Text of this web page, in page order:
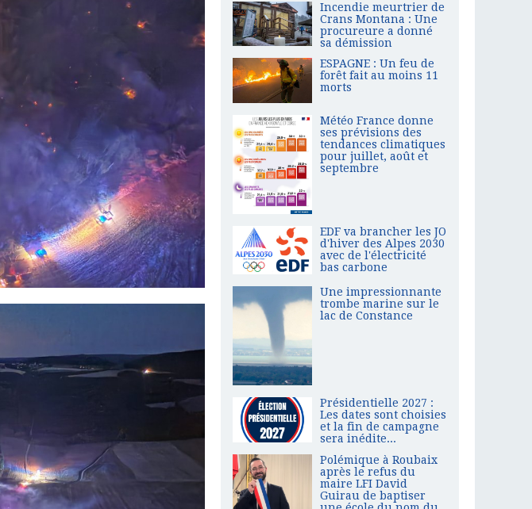
Incendie meurtrier de
Crans Montana : Une
procureure a donné
sa démission
ESPAGNE : Un feu de
forêt fait au moins 11
morts
Météo France donne
ses prévisions des
tendances climatiques
pour juillet, août et
septembre
EDF va brancher les JO
d'hiver des Alpes 2030
avec de l'électricité
bas carbone
Une impressionnante
trombe marine sur le
lac de Constance
Présidentielle 2027 :
Les dates sont choisies
et la fin de campagne
sera inédite...
Polémique à Roubaix
après le refus du
maire LFI David
Guirau de baptiser